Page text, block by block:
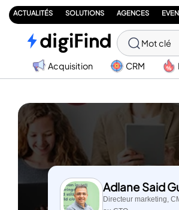
ACTUALITÉS SOLUTIONS AGENCES
Mot clé
Acquisition CRM
Adlane Said
Directeur marketing,